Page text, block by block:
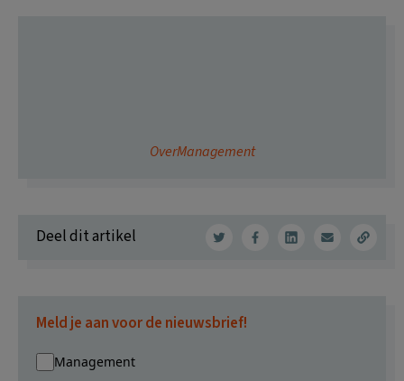
OverManagement
Deel dit artikel
Meld je aan voor de nieuwsbrief!
Management